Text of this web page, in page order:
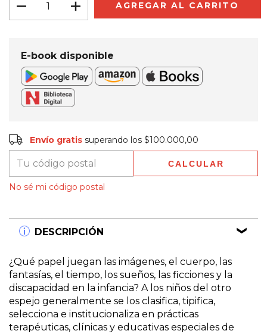
E-book disponible
Envío gratis
Entregas para el CP: CAMBIAR CP
Envío gratis superando los$100.000,00
CALCULAR
No sé mi código postal
DESCRIPCIÓN
¿Qué papel juegan las imágenes, el cuerpo, las
fantasías, el tiempo, los sueños, las ficciones y la
discapacidad en la infancia? A los niños del otro
espejo generalmente se los clasifica, tipifica,
selecciona e institucionaliza en prácticas
terapéuticas, clínicas y educativas especiales de